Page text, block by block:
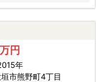
円
年
市熊野町4丁目